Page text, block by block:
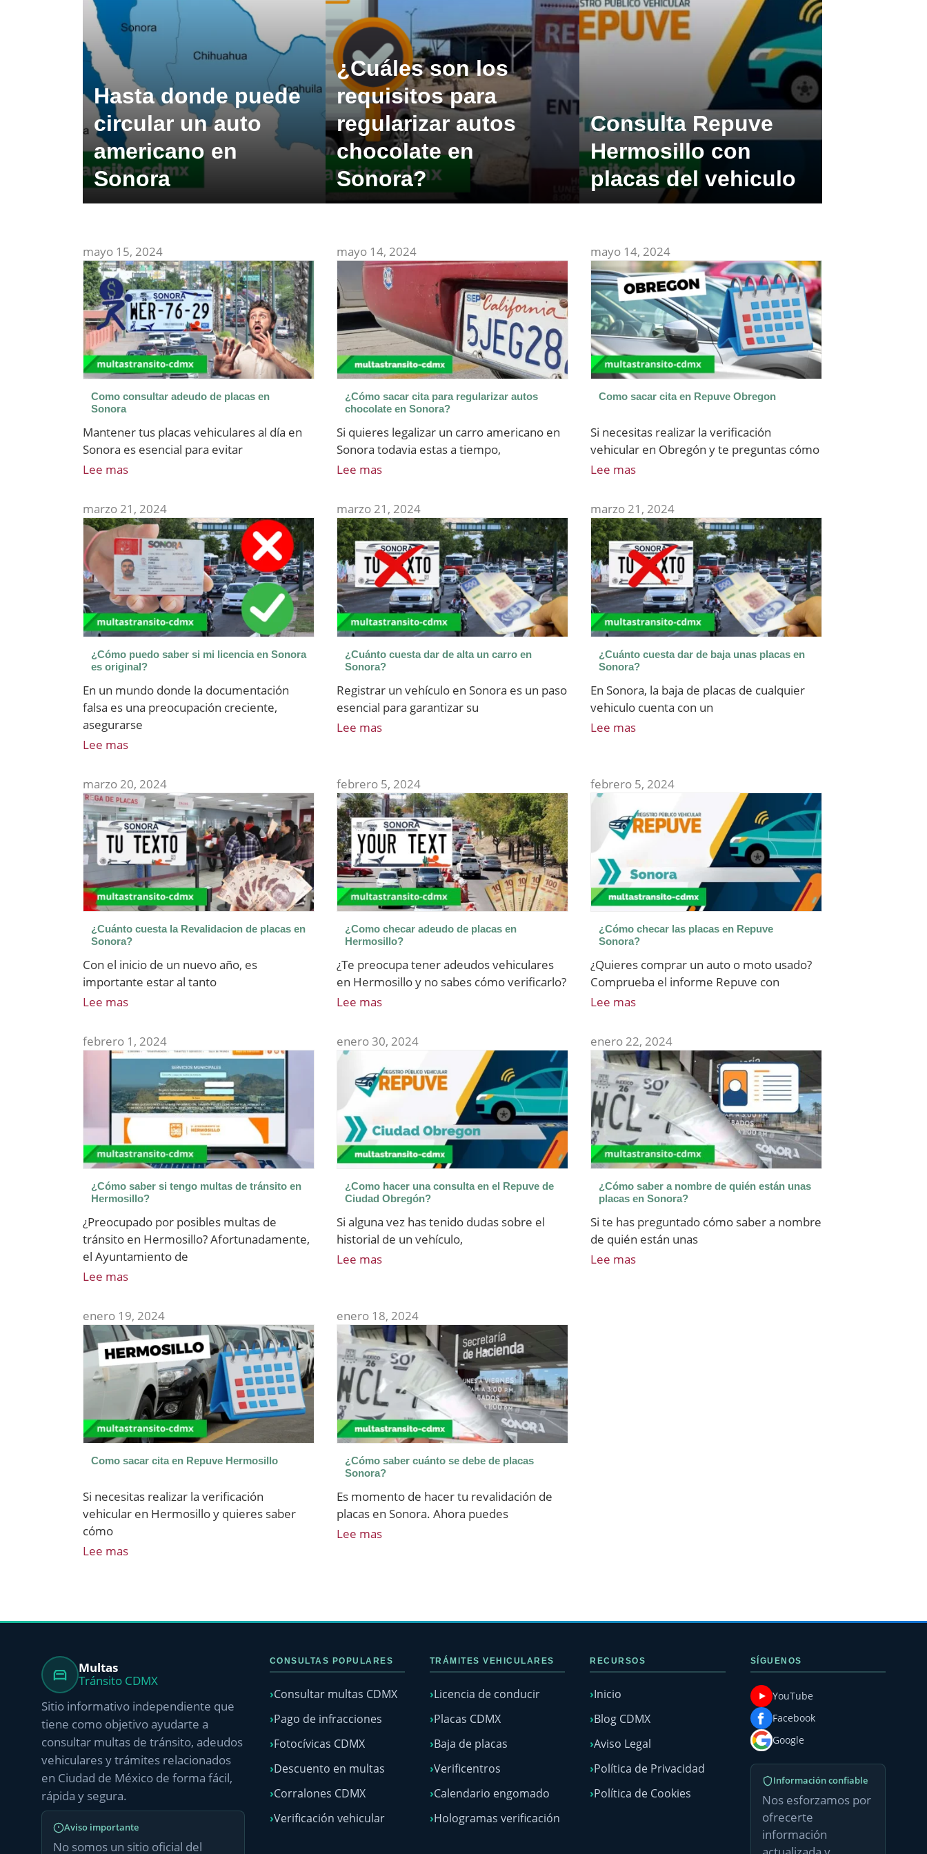
Hasta donde puede
circular un auto
americano en
Sonora
¿Cuáles son los
requisitos para
regularizar autos
chocolate en
Sonora?
Consulta Repuve
Hermosillo con
placas del vehiculo
mayo 15, 2024
Como consultar adeudo de placas en
Sonora
Mantener tus placas vehiculares al día en
Sonora es esencial para evitar
Lee mas
mayo 14, 2024
¿Cómo sacar cita para regularizar autos
chocolate en Sonora?
Si quieres legalizar un carro americano en
Sonora todavia estas a tiempo,
Lee mas
mayo 14, 2024
Como sacar cita en Repuve Obregon
Si necesitas realizar la verificación
vehicular en Obregón y te preguntas cómo
Lee mas
marzo 21, 2024
¿Cómo puedo saber si mi licencia en Sonora
es original?
En un mundo donde la documentación
falsa es una preocupación creciente,
asegurarse
Lee mas
marzo 21, 2024
¿Cuánto cuesta dar de alta un carro en
Sonora?
Registrar un vehículo en Sonora es un paso
esencial para garantizar su
Lee mas
marzo 21, 2024
¿Cuánto cuesta dar de baja unas placas en
Sonora?
En Sonora, la baja de placas de cualquier
vehiculo cuenta con un
Lee mas
marzo 20, 2024
¿Cuánto cuesta la Revalidacion de placas en
Sonora?
Con el inicio de un nuevo año, es
importante estar al tanto
Lee mas
febrero 5, 2024
¿Como checar adeudo de placas en
Hermosillo?
¿Te preocupa tener adeudos vehiculares
en Hermosillo y no sabes cómo verificarlo?
Lee mas
febrero 5, 2024
¿Cómo checar las placas en Repuve
Sonora?
¿Quieres comprar un auto o moto usado?
Comprueba el informe Repuve con
Lee mas
febrero 1, 2024
¿Cómo saber si tengo multas de tránsito en
Hermosillo?
¿Preocupado por posibles multas de
tránsito en Hermosillo? Afortunadamente,
el Ayuntamiento de
Lee mas
enero 30, 2024
¿Como hacer una consulta en el Repuve de
Ciudad Obregón?
Si alguna vez has tenido dudas sobre el
historial de un vehículo,
Lee mas
enero 22, 2024
¿Cómo saber a nombre de quién están unas
placas en Sonora?
Si te has preguntado cómo saber a nombre
de quién están unas
Lee mas
enero 19, 2024
Como sacar cita en Repuve Hermosillo
Si necesitas realizar la verificación
vehicular en Hermosillo y quieres saber
cómo
Lee mas
enero 18, 2024
¿Cómo saber cuánto se debe de placas
Sonora?
Es momento de hacer tu revalidación de
placas en Sonora. Ahora puedes
Lee mas
Multas
Tránsito CDMX
Sitio informativo independiente que
tiene como objetivo ayudarte a
consultar multas de tránsito, adeudos
vehiculares y trámites relacionados
en Ciudad de México de forma fácil,
rápida y segura.
Aviso importante
No somos un sitio oficial del
CONSULTAS POPULARES
Consultar multas CDMX
Pago de infracciones
Fotocívicas CDMX
Descuento en multas
Corralones CDMX
Verificación vehicular
TRÁMITES VEHICULARES
Licencia de conducir
Placas CDMX
Baja de placas
Verificentros
Calendario engomado
Hologramas verificación
RECURSOS
Inicio
Blog CDMX
Aviso Legal
Política de Privacidad
Política de Cookies
SÍGUENOS
YouTube
Facebook
Google
Información confiable
Nos esforzamos por
ofrecerte
información